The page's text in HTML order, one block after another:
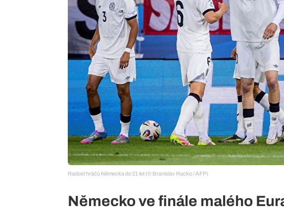
Radost hráčů Německa do 21 let (© Branislav Racko / AFP)
Německo ve finále malého